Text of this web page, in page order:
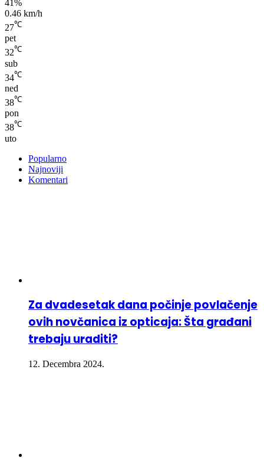
41%
0.46 km/h
27℃
pet
32℃
sub
34℃
ned
38℃
pon
38℃
uto
Popularno
Najnoviji
Komentari
Za dvadesetak dana počinje povlačenje
ovih novčanica iz opticaja: Šta građani
trebaju uraditi?
12. Decembra 2024.